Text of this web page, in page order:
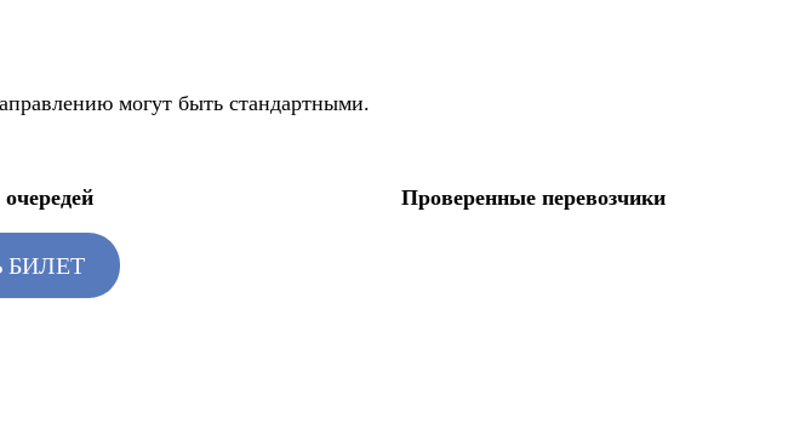
могут быть стандартными.
Проверенные перевозчики
БИЛЕТ